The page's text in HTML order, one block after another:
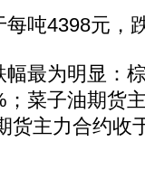
吨4398元，
最为明显：
菜子油期货
货主力合约收